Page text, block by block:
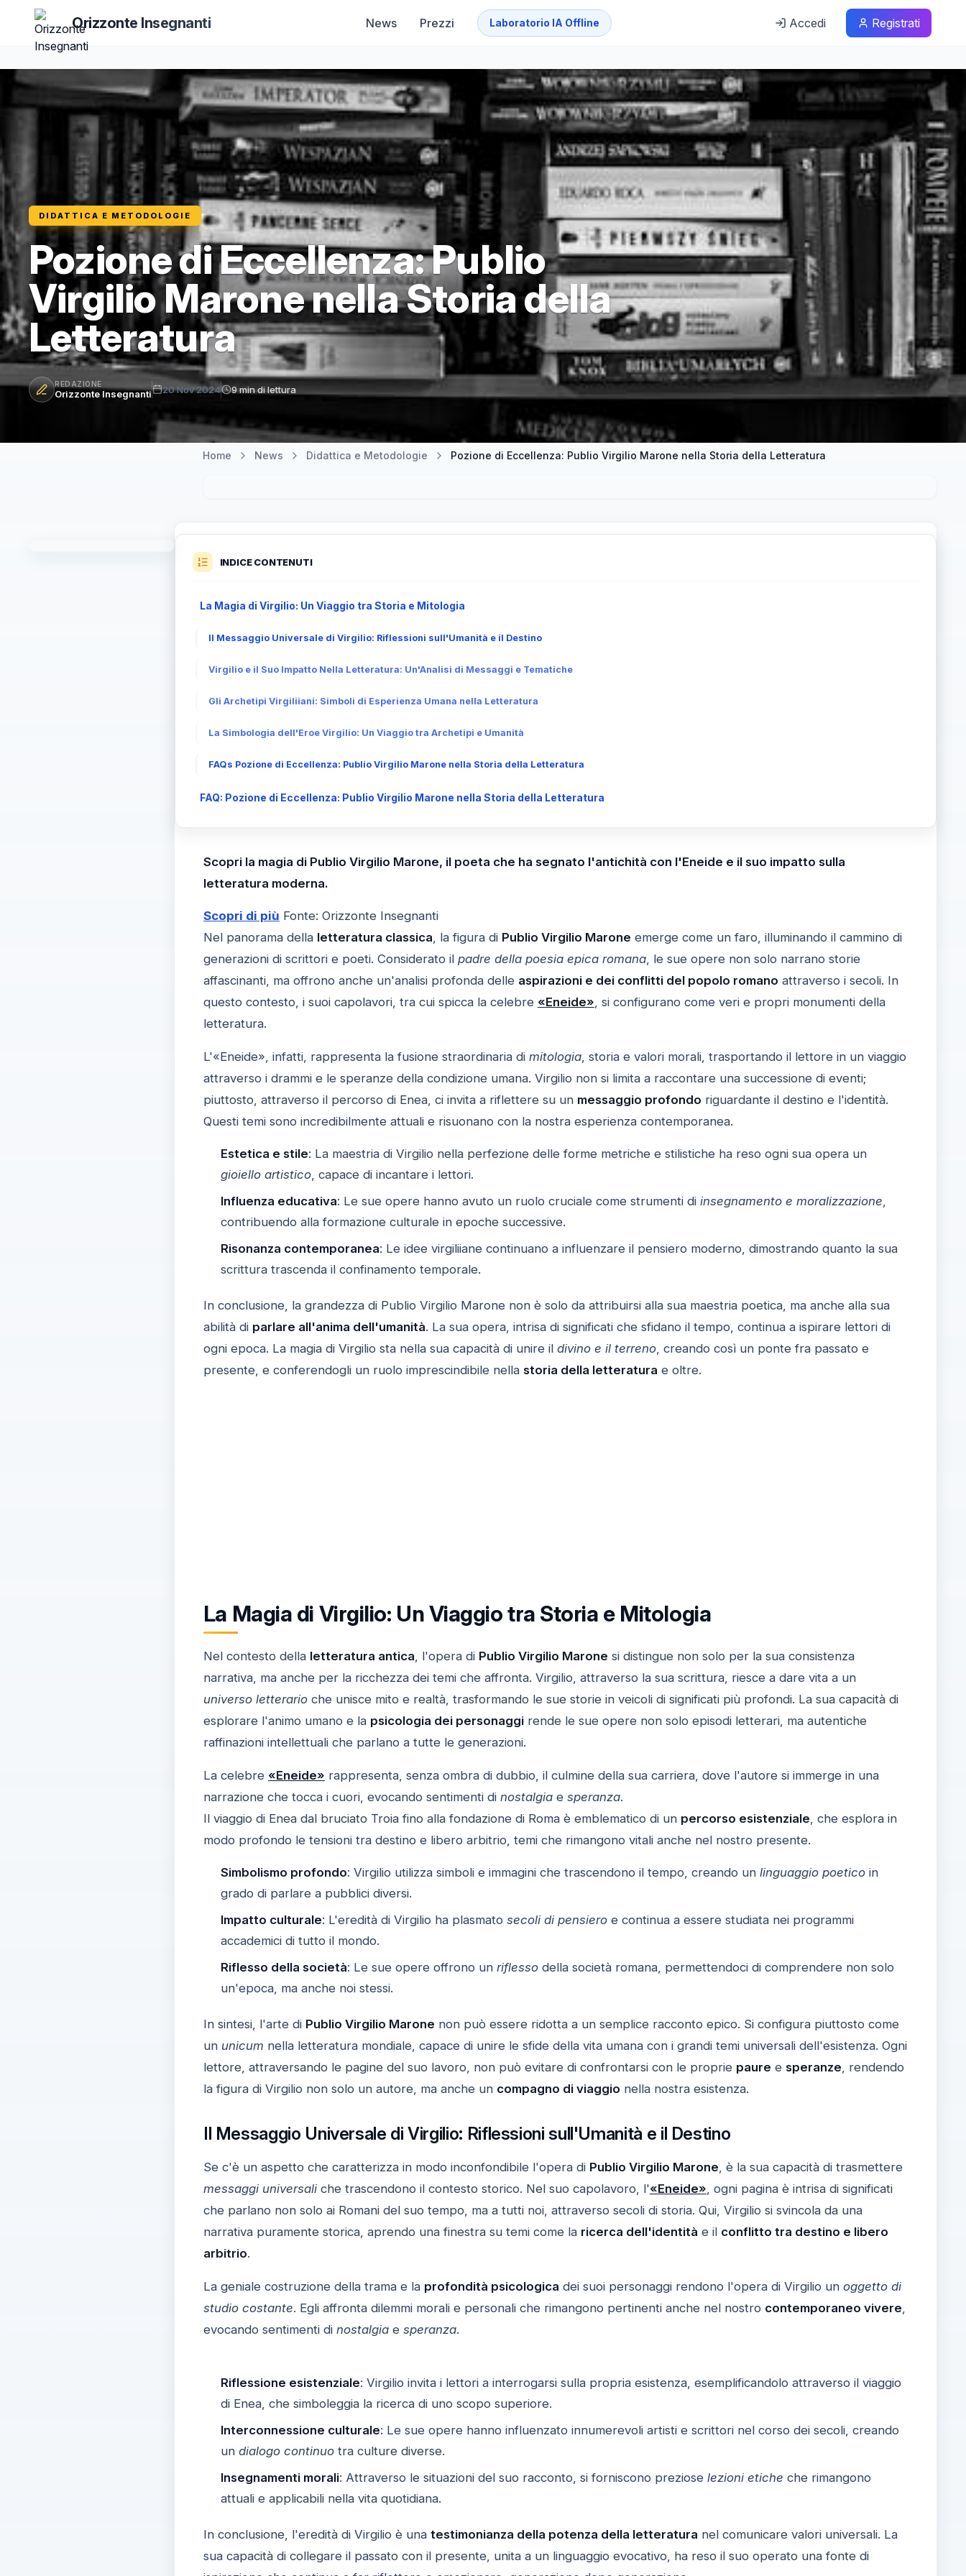
Orizzonte Insegnanti News Prezzi Laboratorio IA Offline Accedi Registrati
DIDATTICA E METODOLOGIE
Pozione di Eccellenza: Publio
Virgilio Marone nella Storia della
Letteratura
REDAZIONE
Orizzonte Insegnanti 20 Nov 2024 9 min di lettura
Home News Didattica e Metodologie Pozione di Eccellenza: Publio Virgilio Marone nella Storia della Letteratura
INDICE CONTENUTI
La Magia di Virgilio: Un Viaggio tra Storia e Mitologia
Il Messaggio Universale di Virgilio: Riflessioni sull'Umanità e il Destino
Virgilio e il Suo Impatto Nella Letteratura: Un'Analisi di Messaggi e Tematiche
Gli Archetipi Virgiliiani: Simboli di Esperienza Umana nella Letteratura
La Simbologia dell'Eroe Virgilio: Un Viaggio tra Archetipi e Umanità
FAQs Pozione di Eccellenza: Publio Virgilio Marone nella Storia della Letteratura
FAQ: Pozione di Eccellenza: Publio Virgilio Marone nella Storia della Letteratura
Scopri la magia di Publio Virgilio Marone, il poeta che ha segnato l'antichità con l'Eneide e il suo impatto sulla
letteratura moderna.
Scopri di più Fonte: Orizzonte Insegnanti
Nel panorama della letteratura classica, la figura di Publio Virgilio Marone emerge come un faro, illuminando il cammino di
generazioni di scrittori e poeti. Considerato il padre della poesia epica romana, le sue opere non solo narrano storie
affascinanti, ma offrono anche un'analisi profonda delle aspirazioni e dei conflitti del popolo romano attraverso i secoli. In
questo contesto, i suoi capolavori, tra cui spicca la celebre «Eneide», si configurano come veri e propri monumenti della
letteratura.
L'«Eneide», infatti, rappresenta la fusione straordinaria di mitologia, storia e valori morali, trasportando il lettore in un viaggio
attraverso i drammi e le speranze della condizione umana. Virgilio non si limita a raccontare una successione di eventi;
piuttosto, attraverso il percorso di Enea, ci invita a riflettere su un messaggio profondo riguardante il destino e l'identità.
Questi temi sono incredibilmente attuali e risuonano con la nostra esperienza contemporanea.
Estetica e stile: La maestria di Virgilio nella perfezione delle forme metriche e stilistiche ha reso ogni sua opera un
gioiello artistico, capace di incantare i lettori.
Influenza educativa: Le sue opere hanno avuto un ruolo cruciale come strumenti di insegnamento e moralizzazione,
contribuendo alla formazione culturale in epoche successive.
Risonanza contemporanea: Le idee virgiliiane continuano a influenzare il pensiero moderno, dimostrando quanto la sua
scrittura trascenda il confinamento temporale.
In conclusione, la grandezza di Publio Virgilio Marone non è solo da attribuirsi alla sua maestria poetica, ma anche alla sua
abilità di parlare all'anima dell'umanità. La sua opera, intrisa di significati che sfidano il tempo, continua a ispirare lettori di
ogni epoca. La magia di Virgilio sta nella sua capacità di unire il divino e il terreno, creando così un ponte fra passato e
presente, e conferendogli un ruolo imprescindibile nella storia della letteratura e oltre.
La Magia di Virgilio: Un Viaggio tra Storia e Mitologia
Nel contesto della letteratura antica , l'opera di Publio Virgilio Marone si distingue non solo per la sua consistenza
narrativa, ma anche per la ricchezza dei temi che affronta. Virgilio, attraverso la sua scrittura, riesce a dare vita a un
universo letterarioche unisce mito e realtà, trasformando le sue storie in veicoli di significati più profondi. La sua capacità di
esplorare l'animo umano e la psicologia dei personaggirende le sue opere non solo episodi letterari, ma autentiche
raffinazioni intellettuali che parlano a tutte le generazioni.
La celebre «Eneide» rappresenta, senza ombra di dubbio, il culmine della sua carriera, dove l'autore si immerge in una
narrazione che tocca i cuori, evocando sentimenti di nostalgiae speranza.
Il viaggio di Enea dal bruciato Troia fino alla fondazione di Roma è emblematico di un percorso esistenziale , che esplora in
modo profondo le tensioni tra destino e libero arbitrio, temi che rimangono vitali anche nel nostro presente.
Simbolismo profondo: Virgilio utilizza simboli e immagini che trascendono il tempo, creando un linguaggio poeticoin
grado di parlare a pubblici diversi.
Impatto culturale: L'eredità di Virgilio ha plasmato secoli di pensieroe continua a essere studiata nei programmi
accademici di tutto il mondo.
Riflesso della società: Le sue opere offrono un riflessodella società romana, permettendoci di comprendere non solo
un'epoca, ma anche noi stessi.
In sintesi, l'arte di Publio Virgilio Marone non può essere ridotta a un semplice racconto epico. Si configura piuttosto come
un unicum nella letteratura mondiale, capace di unire le sfide della vita umana con i grandi temi universali dell'esistenza. Ogni
lettore, attraversando le pagine del suo lavoro, non può evitare di confrontarsi con le proprie paure e speranze , rendendo
la figura di Virgilio non solo un autore, ma anche un compagno di viaggio nella nostra esistenza.
Il Messaggio Universale di Virgilio: Riflessioni sull'Umanità e il Destino
Se c'è un aspetto che caratterizza in modo inconfondibile l'opera di Publio Virgilio Marone , è la sua capacità di trasmettere
messaggi universaliche trascendono il contesto storico. Nel suo capolavoro, l'«Eneide» , ogni pagina è intrisa di significati
che parlano non solo ai Romani del suo tempo, ma a tutti noi, attraverso secoli di storia. Qui, Virgilio si svincola da una
narrativa puramente storica, aprendo una finestra su temi come la ricerca dell'identità e il conflitto tra destino e libero
arbitrio.
La geniale costruzione della trama e la profondità psicologica dei suoi personaggi rendono l'opera di Virgilio un oggetto di
studio costante. Egli affronta dilemmi morali e personali che rimangono pertinenti anche nel nostro contemporaneo vivere
evocando sentimenti di nostalgiae speranza.
Riflessione esistenziale: Virgilio invita i lettori a interrogarsi sulla propria esistenza, esemplificandolo attraverso il viaggio
di Enea, che simboleggia la ricerca di uno scopo superiore.
Interconnessione culturale: Le sue opere hanno influenzato innumerevoli artisti e scrittori nel corso dei secoli, creando
un dialogo continuotra culture diverse.
Insegnamenti morali: Attraverso le situazioni del suo racconto, si forniscono preziose lezioni etiche che rimangono
attuali e applicabili nella vita quotidiana.
In conclusione, l'eredità di Virgilio è una testimonianza della potenza della letteratura nel comunicare valori universali. La
sua capacità di collegare il passato con il presente, unita a un linguaggio evocativo, ha reso il suo operato una fonte di